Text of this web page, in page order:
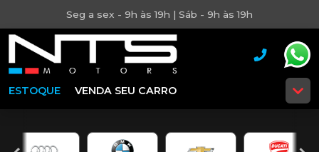
Seg a sex - 9h às 19h | Sáb - 9h às 19h
ESTOQUE VENDA SEU CARRO